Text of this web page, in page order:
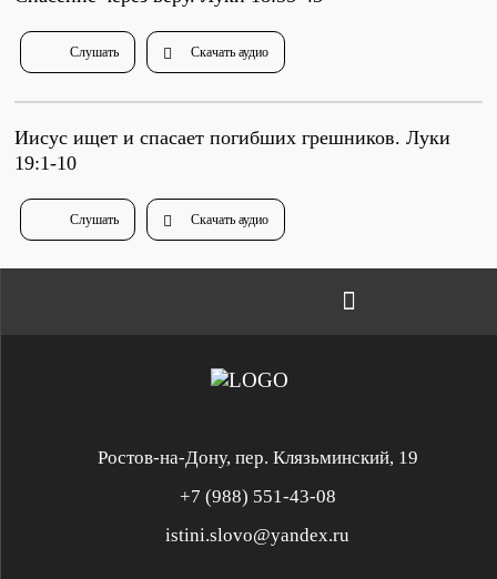
Слушать Скачать аудио
Иисус ищет и спасает погибших грешников. Луки
19:1-10
Слушать Скачать аудио
Ростов-на-Дону, пер. Клязьминский, 19
+7 (988) 551-43-08
istini.slovo@yandex.ru